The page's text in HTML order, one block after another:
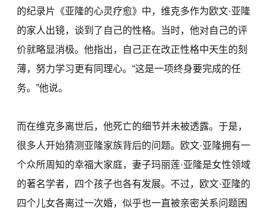
的纪录片《亚隆的心灵疗愈》中，维克多作为欧文·亚隆
的家人出镜，谈到了自己的性格。当时，他对自己的评
价就略显消极。他指出，自己正在改正性格中天生的刻
薄，努力学习更有同理心。“这是一项终身要完成的任
务。”他说。
而在维克多离世后，他死亡的细节并未被透露。于是，
很多人开始猜测亚隆家族背后的问题。欧文·亚隆拥有一
个众所周知的幸福大家庭，妻子玛丽莲·亚隆是女性领域
的著名学者，四个孩子也各有发展。不过，欧文·亚隆的
四个儿女各离过一次婚，似乎也一直被亲密关系问题困